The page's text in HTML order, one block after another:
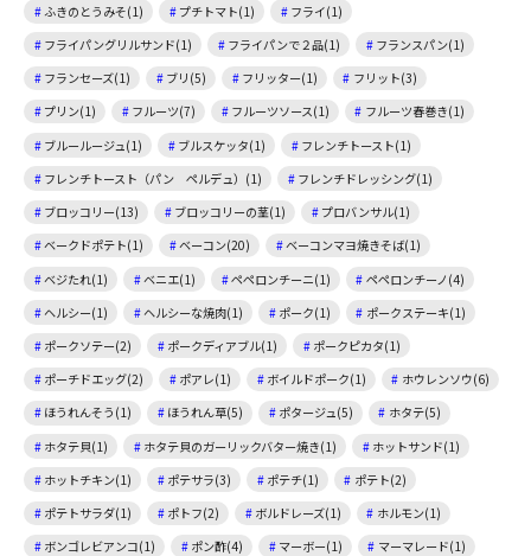
ふきのとうみそ(1)
プチトマト(1)
フライ(1)
フライパングリルサンド(1)
フライパンで２品(1)
フランスパン(1)
フランセーズ(1)
ブリ(5) フリッター(1)
フリット(3)
プリン(1)
フルーツ(7) フルーツソース(1)
フルーツ春巻き(1)
ブルールージュ(1)
ブルスケッタ(1)
フレンチトースト(1)
フレンチトースト（パン ペルデュ）(1)
フレンチドレッシング(1)
ブロッコリー(13)
ブロッコリーの茎(1)
プロバンサル(1)
ベークドポテト(1)
ベーコン(20)
ベーコンマヨ焼きそば(1)
ベジたれ(1)
ベニエ(1) ペペロンチーニ(1)
ペペロンチーノ(4)
ヘルシー(1)
ヘルシーな焼肉(1) ポーク(1)
ポークステーキ(1)
ポークソテー(2)
ポークディアブル(1)
ポークピカタ(1)
ポーチドエッグ(2)
ポアレ(1) ボイルドポーク(1)
ホウレンソウ(6)
ほうれんそう(1)
ほうれん草(5) ポタージュ(5)
ホタテ(5)
ホタテ貝(1)
ホタテ貝のガーリックバター焼き(1)
ホットサンド(1)
ホットチキン(1)
ポテサラ(3) ポテチ(1)
ポテト(2)
ポテトサラダ(1)
ポトフ(2) ボルドレーズ(1)
ホルモン(1)
ボンゴレビアンコ(1)
ポン酢(4) マーボー(1)
マーマレード(1)